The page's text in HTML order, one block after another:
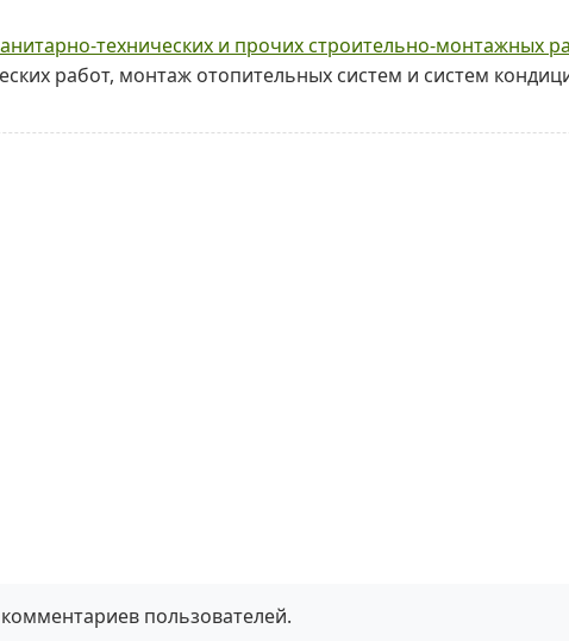
технических и прочих строительно-монтажных
работ, монтаж отопительных систем и систем
пользователей.